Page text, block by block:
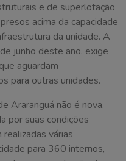
e de superlotação
acima da capacidade
da unidade. A
junho deste ano, exige
aguardam
para outras unidades.
Araranguá não é nova.
por suas condições
várias
para 360 internos,